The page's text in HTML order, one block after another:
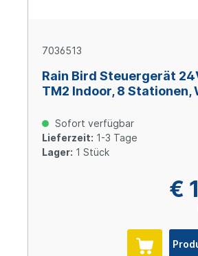
7036513
Rain Bird Steuergerät
TM2 Indoor, 8 Stationen,
Sofort verfügbar
Lieferzeit: 1-3 Tage
Lager: 1 Stück
€